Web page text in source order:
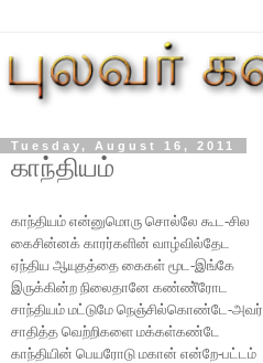
Tuesday, August 16, 2011
காந்தியம்
காந்தியம் என்னுமொரு சொல்லே கூட-சில
கைசின்னக் காரர்களின் வாழ்வில்தேட
ஏந்திய ஆயுதத்தை கைகள் மூட-இங்கே
இருக்கின்ற நிலைதானே கண்ணீ்ரோட
சாந்தியம் மட்டுமே நெஞ்சில்கொண்டே-அவர்
சாதித்த வெற்றிகளை மக்கள்கண்டே
காந்தியின் பெயரோடு மகான் என்றே-பட்டம்